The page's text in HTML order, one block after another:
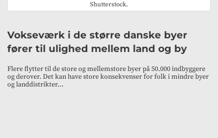
Shutterstock.
Vokseværk i de større danske byer
fører til ulighed mellem land og by
Flere flytter til de store og mellemstore byer på 50.000 indbyggere
og derover. Det kan have store konsekvenser for folk i mindre byer
og landdistrikter…